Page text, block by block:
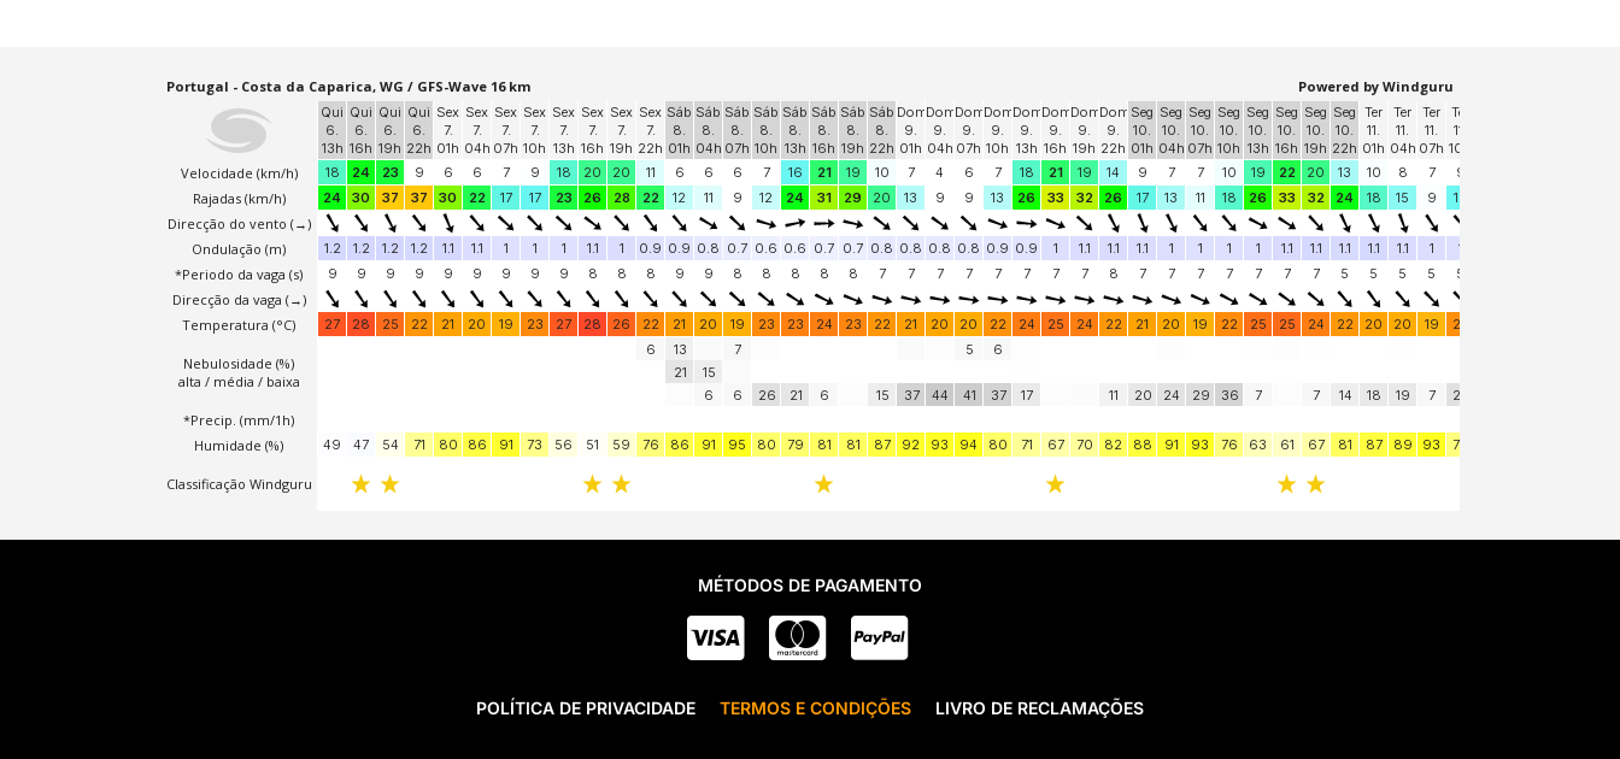
MÉTODOS DE PAGAMENTO
POLÍTICA DE PRIVACIDADE TERMOS E CONDIÇÕES LIVRO DE RECLAMAÇÕES